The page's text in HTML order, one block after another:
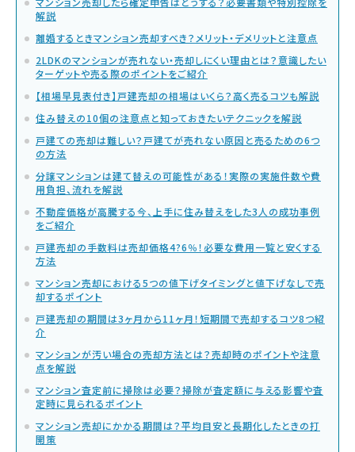
解説
離婚するときマンション売却すべき？メリット・デメリットと注意点
2LDKのマンションが売れない・売却しにくい理由とは？意識したい
ターゲットや売る際のポイントをご紹介
【相場早見表付き】戸建売却の相場はいくら？高く売るコツも解説
住み替えの10個の注意点と知っておきたいテクニックを解説
戸建ての売却は難しい？戸建てが売れない原因と売るための6つ
の方法
分譲マンションは建て替えの可能性がある！実際の実施件数や費
用負担、流れを解説
不動産価格が高騰する今、上手に住み替えをした3人の成功事例
をご紹介
戸建売却の手数料は売却価格4?6％！必要な費用一覧と安くする
方法
マンション売却における5つの値下げタイミングと値下げなしで売
却するポイント
戸建売却の期間は3ヶ月から11ヶ月！短期間で売却するコツ8つ紹
介
マンションが汚い場合の売却方法とは？売却時のポイントや注意
点を解説
マンション査定前に掃除は必要？掃除が査定額に与える影響や査
定時に見られるポイント
マンション売却にかかる期間は？平均目安と長期化したときの打
開策